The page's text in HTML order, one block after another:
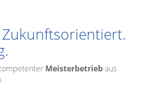
Meisterbetriebaus